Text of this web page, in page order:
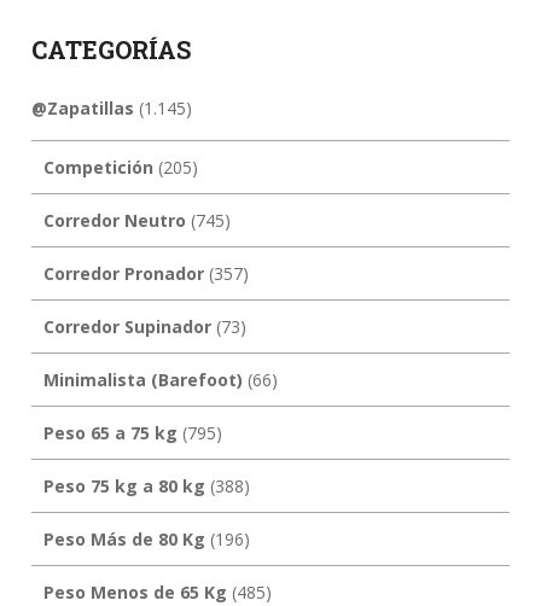
CATEGORÍAS
@Zapatillas (1.145)
Competición (205)
Corredor Neutro (745)
Corredor Pronador(357)
Corredor Supinador(73)
Minimalista (Barefoot) (66)
Peso 65 a 75 kg (795)
Peso 75 kg a 80 kg (388)
Peso Más de 80 Kg (196)
Peso Menos de 65 Kg (485)